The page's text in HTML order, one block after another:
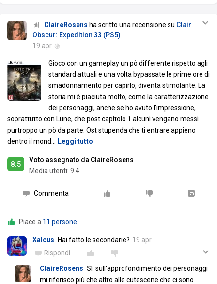
ClaireRosens ha scritto una recensione su Clair
Obscur: Expedition 33 (PS5)
19 apr
Gioco con un gameplay un pò differente rispetto agli
standard attuali e una volta bypassate le prime ore di
smadonnamento per capirlo, diventa stimolante. La
storia mi è piaciuta molto, come la caratterizzazione
dei personaggi, anche se ho avuto l'impressione,
soprattutto con Lune, che post capitolo 1 alcuni vengano messi
purtroppo un pò da parte. Ost stupenda che ti entrare appieno
dentro il mond
Leggi tutto
8.5
Voto assegnato da ClaireRosens
Media utenti: 9.4
Commenta
Piace a 11 persone
Xalcus Hai fatto le secondarie? 19 apr
Rispondi
ClaireRosens Sì, sull'approfondimento dei personaggi
mi riferisco più che altro alle cutescene che ci sono